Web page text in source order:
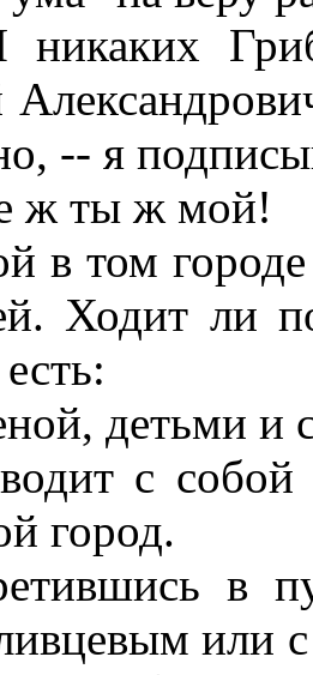
-- я
ж ты ж мой!
в том городе
Ходит ли
детьми и
с собой
город.
в
или